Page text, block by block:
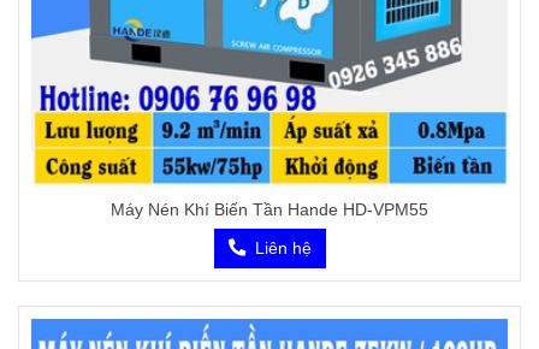
Máy Nén Khí Biến Tần Hande HD-VPM55
Liên hệ